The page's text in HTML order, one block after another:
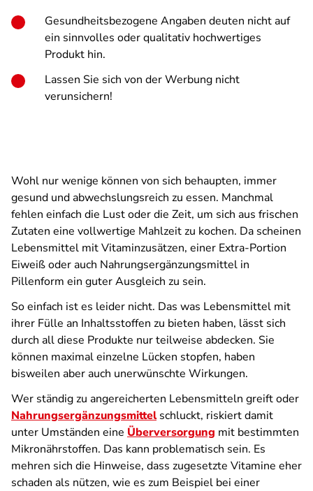
Gesundheitsbezogene Angaben deuten nicht auf
ein sinnvolles oder qualitativ hochwertiges
Produkt hin.
Lassen Sie sich von der Werbung nicht
verunsichern!
Wohl nur wenige können von sich behaupten, immer
gesund und abwechslungsreich zu essen. Manchmal
fehlen einfach die Lust oder die Zeit, um sich aus frischen
Zutaten eine vollwertige Mahlzeit zu kochen. Da scheinen
Lebensmittel mit Vitaminzusätzen, einer Extra-Portion
Eiweiß oder auch Nahrungsergänzungsmittel in
Pillenform ein guter Ausgleich zu sein.
So einfach ist es leider nicht. Das was Lebensmittel mit
ihrer Fülle an Inhaltsstoffen zu bieten haben, lässt sich
durch all diese Produkte nur teilweise abdecken. Sie
können maximal einzelne Lücken stopfen, haben
bisweilen aber auch unerwünschte Wirkungen.
Wer ständig zu angereicherten Lebensmitteln greift oder
Nahrungsergänzungsmittelschluckt, riskiert damit
unter Umständen eine Überversorgung mit bestimmten
Mikronährstoffen. Das kann problematisch sein. Es
mehren sich die Hinweise, dass zugesetzte Vitamine eher
schaden als nützen, wie es zum Beispiel bei einer